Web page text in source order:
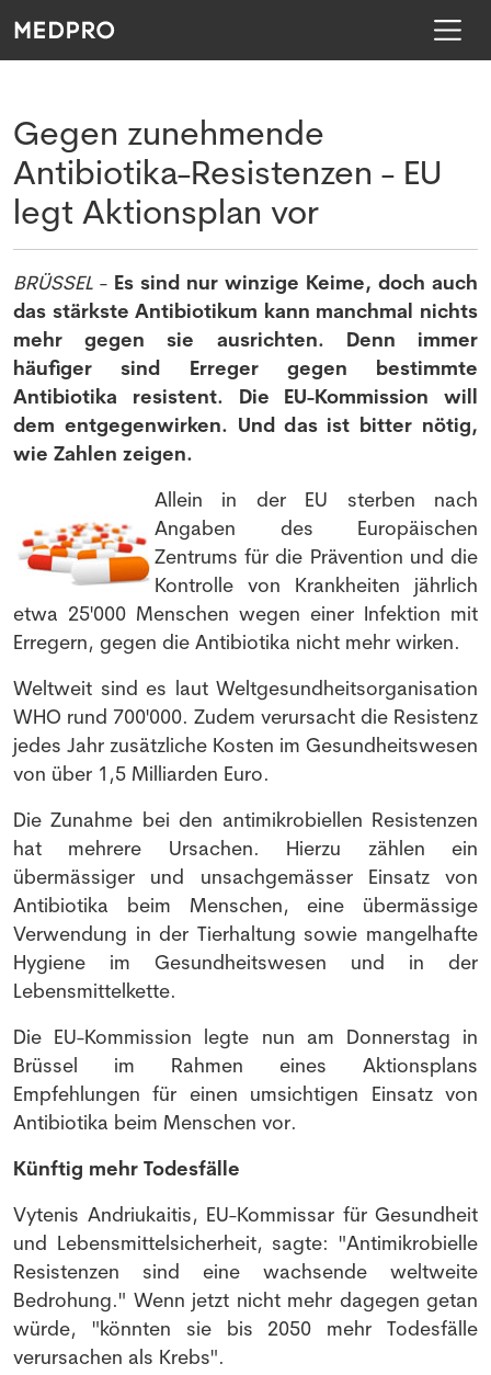
Gegen zunehmende
Antibiotika-Resistenzen - EU
legt Aktionsplan vor
BRÜSSEL - Es sind nur winzige Keime, doch auch
das stärkste Antibiotikum kann manchmal nichts
mehr gegen sie ausrichten. Denn immer
häufiger sind Erreger gegen bestimmte
Antibiotika resistent. Die EU-Kommission will
dem entgegenwirken. Und das ist bitter nötig,
wie Zahlen zeigen.
Allein in der EU sterben nach
Angaben des Europäischen
Zentrums für die Prävention und die
Kontrolle von Krankheiten jährlich
etwa 25'000 Menschen wegen einer Infektion mit
Erregern, gegen die Antibiotika nicht mehr wirken.
Weltweit sind es laut Weltgesundheitsorganisation
WHO rund 700'000. Zudem verursacht die Resistenz
jedes Jahr zusätzliche Kosten im Gesundheitswesen
von über 1,5 Milliarden Euro.
Die Zunahme bei den antimikrobiellen Resistenzen
hat mehrere Ursachen. Hierzu zählen ein
übermässiger und unsachgemässer Einsatz von
Antibiotika beim Menschen, eine übermässige
Verwendung in der Tierhaltung sowie mangelhafte
Hygiene im Gesundheitswesen und in der
Lebensmittelkette.
Die EU-Kommission legte nun am Donnerstag in
Brüssel im Rahmen eines Aktionsplans
Empfehlungen für einen umsichtigen Einsatz von
Antibiotika beim Menschen vor.
Künftig mehr Todesfälle
Vytenis Andriukaitis, EU-Kommissar für Gesundheit
und Lebensmittelsicherheit, sagte: "Antimikrobielle
Resistenzen sind eine wachsende weltweite
Bedrohung." Wenn jetzt nicht mehr dagegen getan
würde, "könnten sie bis 2050 mehr Todesfälle
verursachen als Krebs".